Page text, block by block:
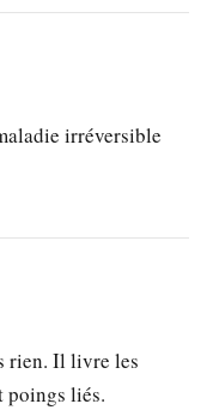
irréversible
rien. Il livre les
poings liés.